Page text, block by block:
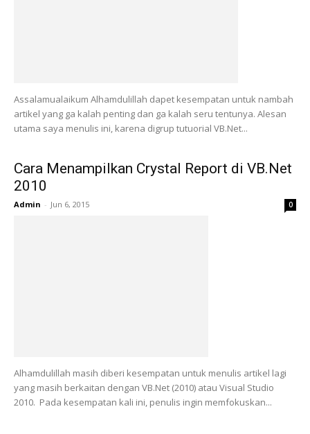
Assalamualaikum Alhamdulillah dapet kesempatan untuk nambah
artikel yang ga kalah penting dan ga kalah seru tentunya. Alesan
utama saya menulis ini, karena digrup tutuorial VB.Net...
Cara Menampilkan Crystal Report di VB.Net
2010
Admin - Jun 6, 2015 0
Alhamdulillah masih diberi kesempatan untuk menulis artikel lagi
yang masih berkaitan dengan VB.Net (2010) atau Visual Studio
2010. Pada kesempatan kali ini, penulis ingin memfokuskan...